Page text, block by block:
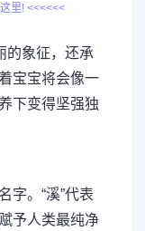
里! <<<<<<
的象征，还承
宝宝将会像一
下变得坚强独
字。“溪”代表
予人类最纯净